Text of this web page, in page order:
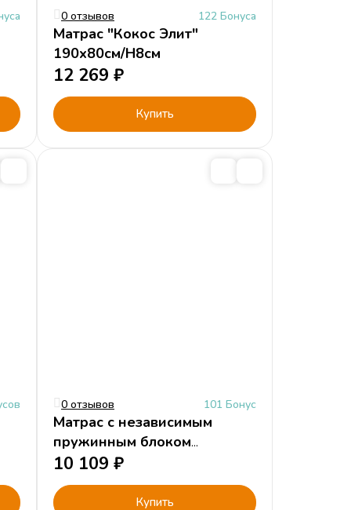
0 отзывов 122 Бонуса
Матрас "Кокос Элит"
190х80см/H8см
12 269 ₽
Купить
0 отзывов 101 Бонус
Матрас с независимым
пружинным блоком
"Комфорт Лайт"
190х80см/H15
10 109 ₽
Купить